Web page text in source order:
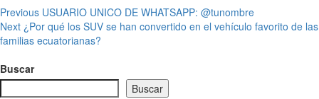
Post
navigation
Previous USUARIO UNICO DE WHATSAPP: @tunombre
Next ¿Por qué los SUV se han convertido en el vehículo favorito de las
familias ecuatorianas?
Buscar
Buscar